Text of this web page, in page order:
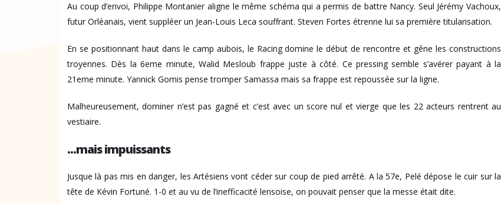
Au coup d’envoi, Philippe Montanier aligne le même schéma qui a permis de battre Nancy. Seul Jérémy Vachoux,
futur Orléanais, vient suppléer un Jean-Louis Leca souffrant. Steven Fortes étrenne lui sa première titularisation.
En se positionnant haut dans le camp aubois, le Racing domine le début de rencontre et gêne les constructions
troyennes. Dès la 6eme minute, Walid Mesloub frappe juste à côté. Ce pressing semble s’avérer payant à la
21eme minute. Yannick Gomis pense tromper Samassa mais sa frappe est repoussée sur la ligne.
Malheureusement, dominer n’est pas gagné et c’est avec un score nul et vierge que les 22 acteurs rentrent au
vestiaire.
...mais impuissants
Jusque là pas mis en danger, les Artésiens vont céder sur coup de pied arrêté. A la 57e, Pelé dépose le cuir sur la
tête de Kévin Fortuné. 1-0 et au vu de l’inefficacité lensoise, on pouvait penser que la messe était dite.